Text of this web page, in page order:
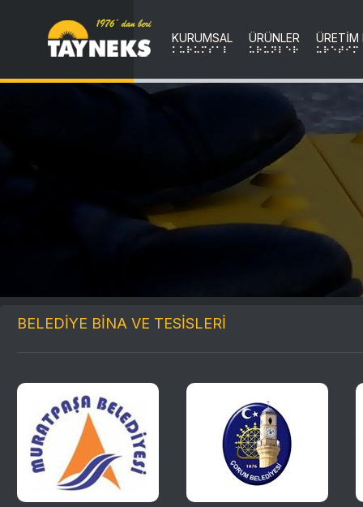
KURUMSAL
KURUMSAL
ÜRÜNLER
uRuNLER
ÜRETİM
uRETIM
BELEDİYE BİNA VE TESİSLERİ